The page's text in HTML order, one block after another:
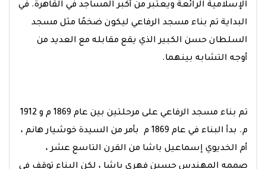
الإسلامية الرائعة ويعتبر من أكبر المساجد في القاهرة. في
البداية تم بناء مسجد الرفاعي ليكون ضخمًا مثل مسجد
السلطان حسن الكبير الذي يقع مقابله مع العديد من
أوجه التشابه بينهما.
تم بناء مسجد الرفاعي على مرحلتين بين عام 1869 م و 1912
م. بدأ البناء في عام 1869 م بأمر من السيدة خوشيار هانم ،
أم الخديوي إسماعيل باشا من القرن التاسع عشر ،
صممه المهندس حسين فهري باشا ، لكن البناء توقف في